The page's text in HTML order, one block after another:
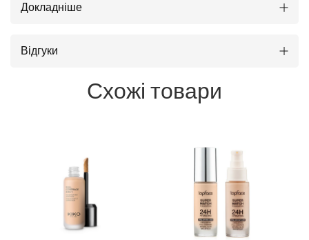
Докладніше
Відгуки
Схожі товари